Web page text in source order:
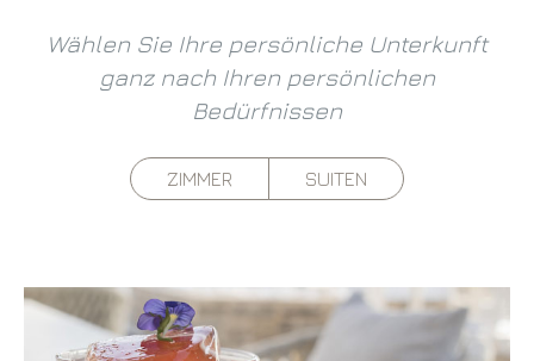
Wählen Sie Ihre persönliche Unterkunft
ganz nach Ihren persönlichen
Bedürfnissen
ZIMMER SUITEN